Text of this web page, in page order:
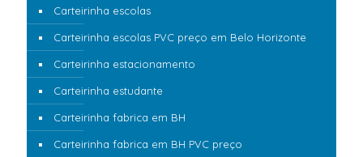
Carteirinha escolas
Carteirinha escolas PVC preço em Belo Horizonte
Carteirinha estacionamento
Carteirinha estudante
Carteirinha fabrica em BH
Carteirinha fabrica em BH PVC preço